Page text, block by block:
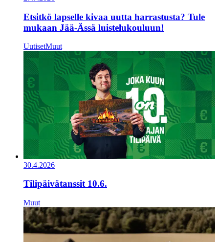
Etsitkö lapselle kivaa uutta harrastusta? Tule
mukaan Jää-Ässä luistelukouluun!
UutisetMuut
30.4.2026
Tilipäivätanssit 10.6.
Muut